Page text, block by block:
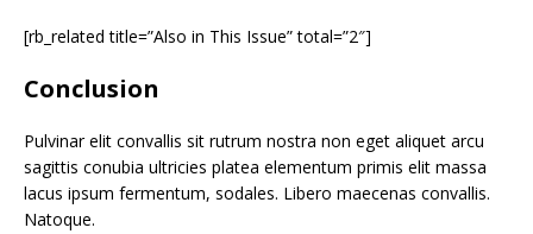
[rb_related title=”Also in This Issue” total=”2″]
Conclusion
Pulvinar elit convallis sit rutrum nostra non eget aliquet arcu
sagittis conubia ultricies platea elementum primis elit massa
lacus ipsum fermentum, sodales. Libero maecenas convallis.
Natoque.